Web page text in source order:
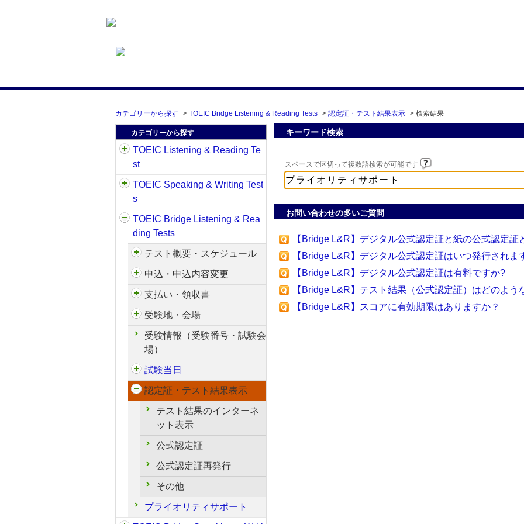
カテゴリーから探す > TOEIC Bridge Listening & Reading Tests > 認定証・テスト結果表示 > 検索結果
カテゴリーから探す
TOEIC Listening & Reading Te
st
TOEIC Speaking & Writing Test
s
TOEIC Bridge Listening & Rea
ding Tests
テスト概要・スケジュール
申込・申込内容変更
支払い・領収書
受験地・会場
受験情報（受験番号・試験会
場）
試験当日
認定証・テスト結果表示
テスト結果のインターネ
ット表示
公式認定証
公式認定証再発行
その他
プライオリティサポート
キーワード検索
スペースで区切って複数語検索が可能です
お問い合わせの多いご質問
【Bridge L&R】デジタル公式認定証と紙の公式認定証
【Bridge L&R】デジタル公式認定証はいつ発行されま
【Bridge L&R】デジタル公式認定証は有料ですか?
【Bridge L&R】テスト結果（公式認定証）はどのよう
【Bridge L&R】スコアに有効期限はありますか？